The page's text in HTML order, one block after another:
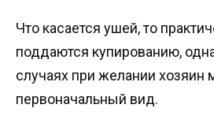
Что касается ушей, то
поддаются купированию,
случаях при желании хозяин
первоначальный вид.